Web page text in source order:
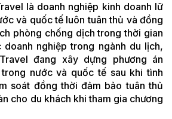
là doanh nghiệp kinh doanh lữ
và quốc tế luôn tuân thủ và đồng
phòng chống dịch trong thời gian
doanh nghiệp trong ngành du lịch,
đang xây dựng phương án
nước và quốc tế sau khi tình
soát đồng thời đảm bảo tuân thủ
cho du khách khi tham gia chương